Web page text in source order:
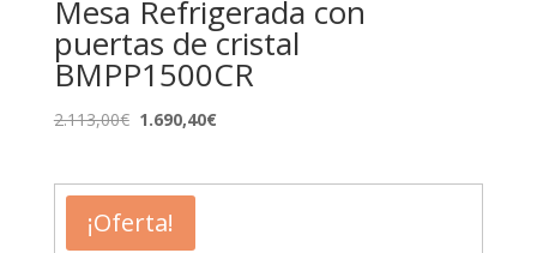
Mesa Refrigerada con
puertas de cristal
BMPP1500CR
2.113,00€El
era:
2.113,00€.
1.690,40€El
¡Oferta!